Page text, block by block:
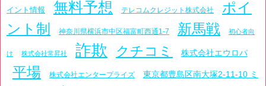
イント情報 無料予想 テレコムクレジット株式会社
ポイ
ント制
神奈川県横浜市中区福富町西通1-7 新馬戦 初心者向
け 株式会社常昇社 詐欺 クチコミ 株式会社エウロパ
平場 株式会社エンタープライズ 東京都豊島区南大塚2-11-10 ミ